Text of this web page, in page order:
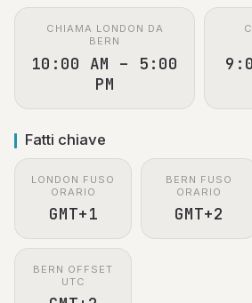
CHIAMA LONDON DA
BERN
10:00 AM – 5:00
PM
Fatti chiave
LONDON FUSO
ORARIO
GMT+1
BERN FUSO
ORARIO
GMT+2
BERN OFFSET
UTC